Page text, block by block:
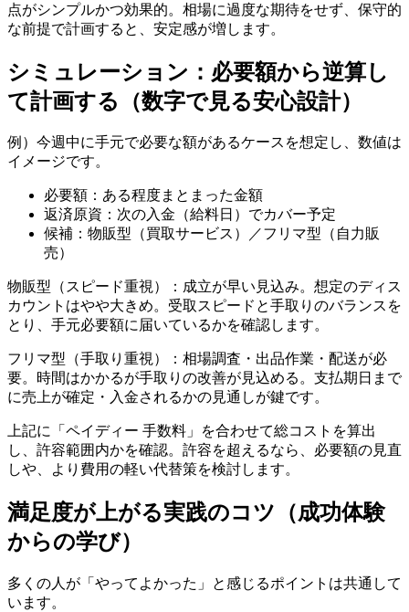
点がシンプルかつ効果的。相場に過度な期待をせず、保守的
な前提で計画すると、安定感が増します。
シミュレーション：必要額から逆算し
て計画する（数字で見る安心設計）
例）今週中に手元で必要な額があるケースを想定し、数値は
イメージです。
必要額：ある程度まとまった金額
返済原資：次の入金（給料日）でカバー予定
候補：物販型（買取サービス）／フリマ型（自力販
売）
物販型（スピード重視）：成立が早い見込み。想定のディス
カウントはやや大きめ。受取スピードと手取りのバランスを
とり、手元必要額に届いているかを確認します。
フリマ型（手取り重視）：相場調査・出品作業・配送が必
要。時間はかかるが手取りの改善が見込める。支払期日まで
に売上が確定・入金されるかの見通しが鍵です。
上記に「ペイディー 手数料」を合わせて総コストを算出
し、許容範囲内かを確認。許容を超えるなら、必要額の見直
しや、より費用の軽い代替策を検討します。
満足度が上がる実践のコツ（成功体験
からの学び）
多くの人が「やってよかった」と感じるポイントは共通して
います。